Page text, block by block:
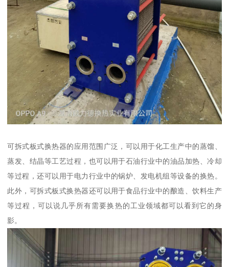
可拆式板式换热器的应用范围广泛，可以用于化工生产中的蒸馏、
蒸发、结晶等工艺过程，也可以用于石油行业中的油品加热、冷却
等过程，还可以用于电力行业中的锅炉、发电机组等设备的换热。
此外，可拆式板式换热器还可以用于食品行业中的酿造、饮料生产
等过程，可以说几乎所有需要换热的工业领域都可以看到它的身
影。